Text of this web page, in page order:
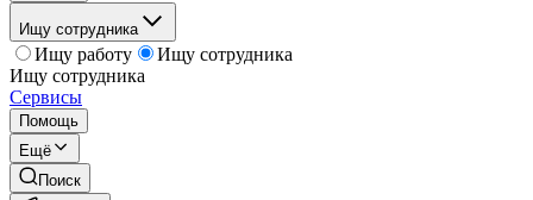
Ищу сотрудника
Ищу работу
Ищу сотрудника
Ищу сотрудника
Сервисы
Помощь
Ещё
Поиск